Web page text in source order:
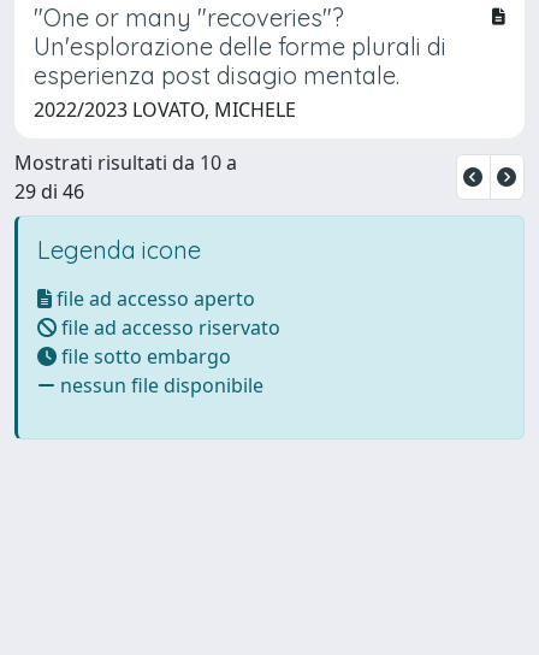
"One or many "recoveries"?
Un'esplorazione delle forme plurali di
esperienza post disagio mentale.
2022/2023 LOVATO, MICHELE
Mostrati risultati da 10 a
29 di 46
Legenda icone
file ad accesso aperto
file ad accesso riservato
file sotto embargo
nessun file disponibile